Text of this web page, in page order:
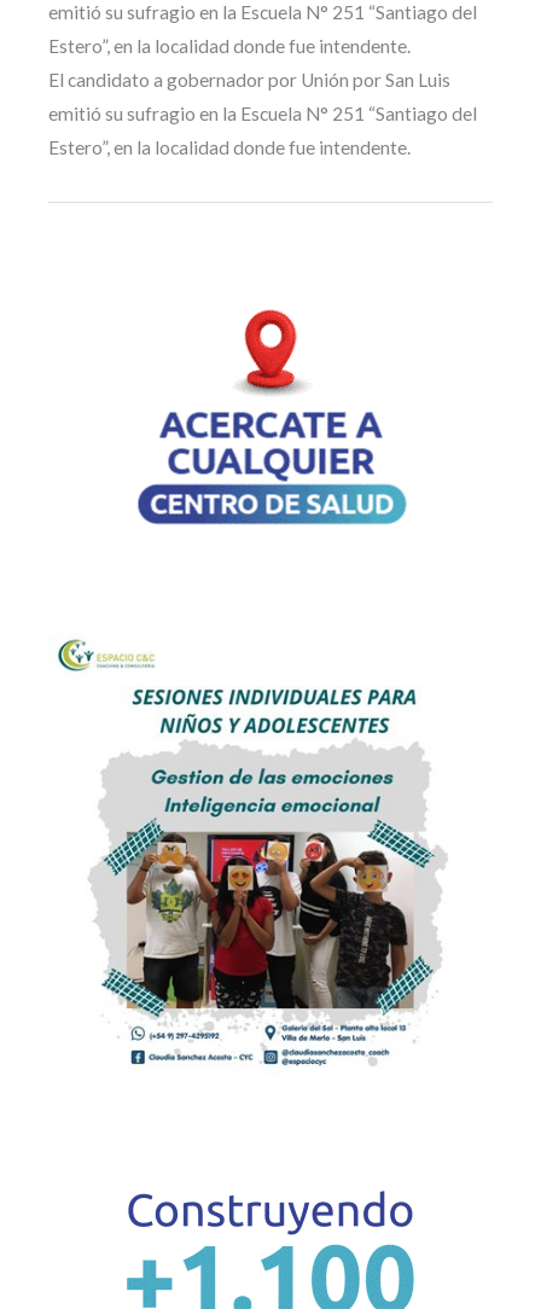
emitió su sufragio en la Escuela N° 251 “Santiago del
Estero”, en la localidad donde fue intendente.
El candidato a gobernador por Unión por San Luis
emitió su sufragio en la Escuela N° 251 “Santiago del
Estero”, en la localidad donde fue intendente.